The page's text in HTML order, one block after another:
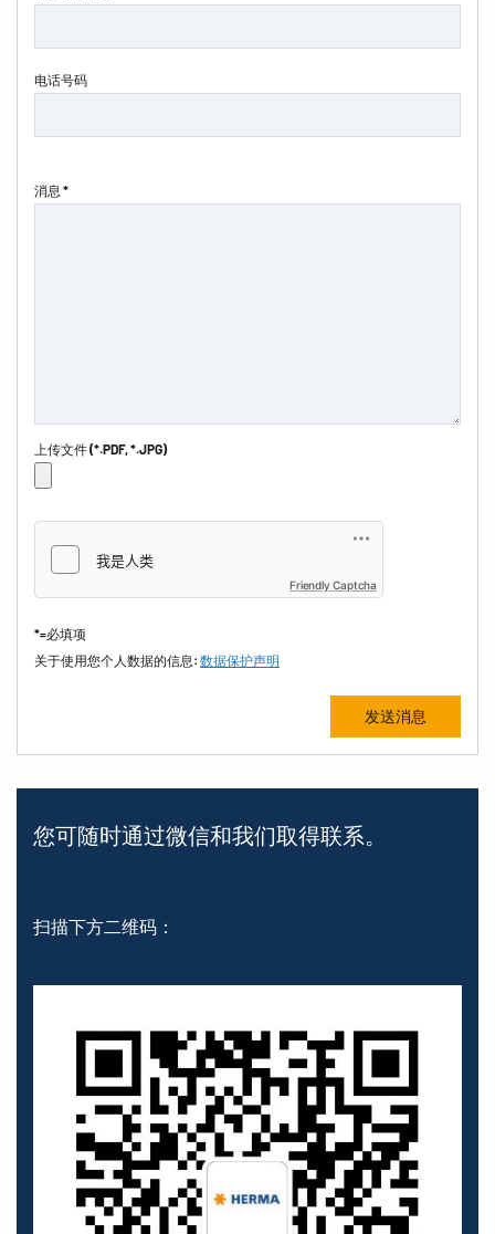
电话号码
消息 *
上传文件 (*.PDF, *.JPG)
Friendly Captcha
*=必填项
关于使用您个人数据的信息: 数据保护声明
您可随时通过微信和我们取得联系。
扫描下方二维码：